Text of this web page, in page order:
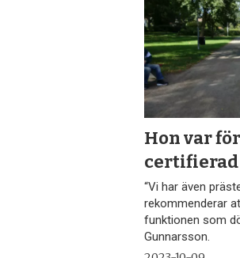
Hon var
certifierad
“Vi har även
rekommenderar
funktionen som
Gunnarsson.